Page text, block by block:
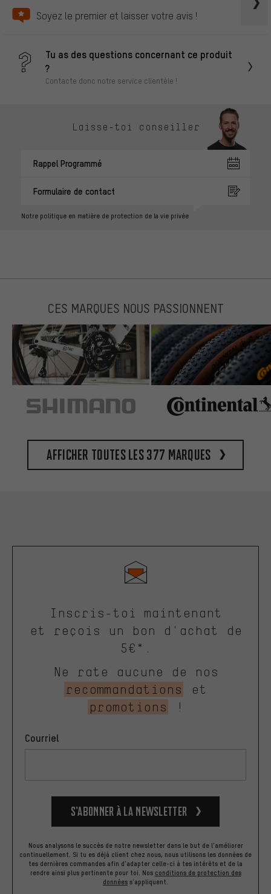
Soyez le premier et laisser votre avis !
Tu as des questions concernant ce produit
?
Contacte donc notre service clientèle !
Laisse-toi conseiller
Rappel Programmé
Formulaire de contact
Notre politique en matière de protection de la vie privée
CES MARQUES NOUS PASSIONNENT
Afficher toutes les 377 marques
Inscris-toi maintenant
et reçois un bon d'achat de
5€*.
Ne rate aucune de nos
recommandations
et
promotions
!
Courriel
S’abonner à la newsletter
Nous analysons le succès de notre newsletter dans le but de l'améliorer
continuellement. Si tu es déjà client chez nous, nous utilisons les données de
tes dernières commandes afin d'adapter celle-ci à tes intérêts et de la
rendre ainsi plus pertinente pour toi. Nos conditions de protection des
données s'appliquent.